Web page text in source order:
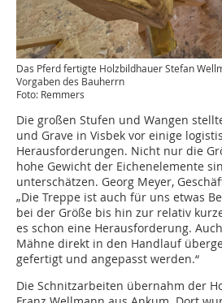
Das Pferd fertigte Holzbildhauer Stefan
Vorgaben des Bauherrn
Foto: Remmers
Die großen Stufen und Wangen
und Grave in Visbek vor einige
Herausforderungen. Nicht nur die
hohe Gewicht der Eichenelemente
unterschätzen. Georg Meyer,
„Die Treppe ist auch für uns etwas
bei der Größe bis hin zur relativ
es schon eine Herausforderung.
Mähne direkt in den Handlauf
gefertigt und angepasst werden.“
Die Schnitzarbeiten übernahm der